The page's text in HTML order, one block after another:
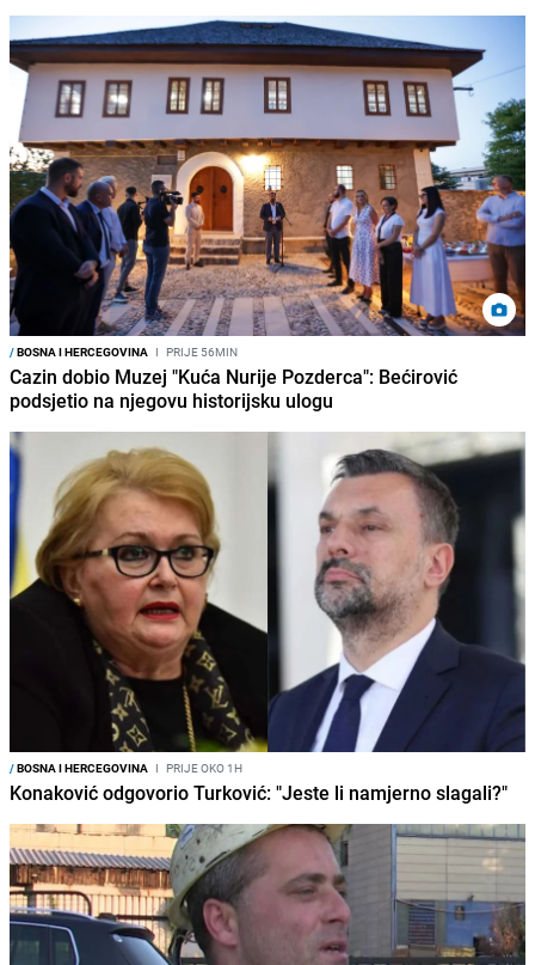
/BOSNA I HERCEGOVINA I PRIJE 56MIN
Cazin dobio Muzej "Kuća Nurije Pozderca": Bećirović
podsjetio na njegovu historijsku ulogu
/BOSNA I HERCEGOVINA I PRIJE OKO 1H
Konaković odgovorio Turković: "Jeste li namjerno slagali?"